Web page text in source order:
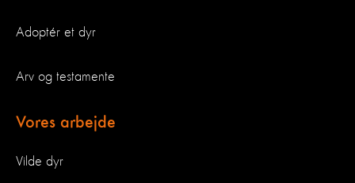
Adoptér et dyr
Arv og testamente
Vores arbejde
Vilde dyr